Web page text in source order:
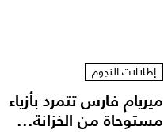
إطلالات النجوم
ميريام فارس تتمرد بأزياء
مستوحاة من الخزانة...